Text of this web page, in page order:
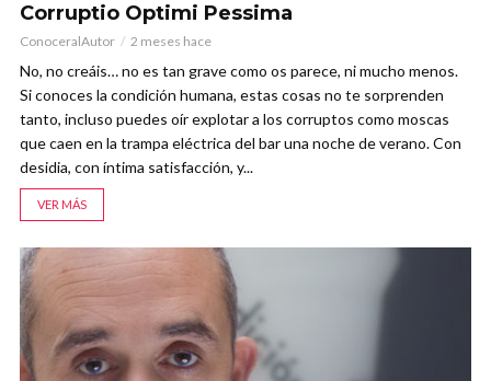
Corruptio Optimi Pessima
ConoceralAutor 2 meses hace
No, no creáis… no es tan grave como os parece, ni mucho menos.
Si conoces la condición humana, estas cosas no te sorprenden
tanto, incluso puedes oír explotar a los corruptos como moscas
que caen en la trampa eléctrica del bar una noche de verano. Con
desidia, con íntima satisfacción, y...
VER MÁS